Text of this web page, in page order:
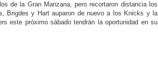
de la Gran Manzana, pero recortaron distancia los
Brigdes y Hart auparon de nuevo a los Knicks y la
este próximo sábado tendrán la oportunidad en su